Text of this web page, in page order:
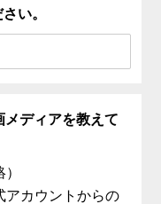
い。
ディアを教えて
アカウントからの